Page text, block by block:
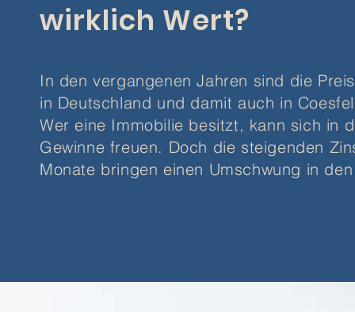
wirklich Wert?
In den vergangenen Jahren sind die
in Deutschland und damit auch in
Wer eine Immobilie besitzt, kann sich in
Gewinne freuen. Doch die steigenden
Monate bringen einen Umschwung in